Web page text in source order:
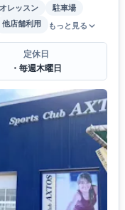
レッスン
駐車場
他店舗利用 もっと見る
定休日
・毎週木曜日